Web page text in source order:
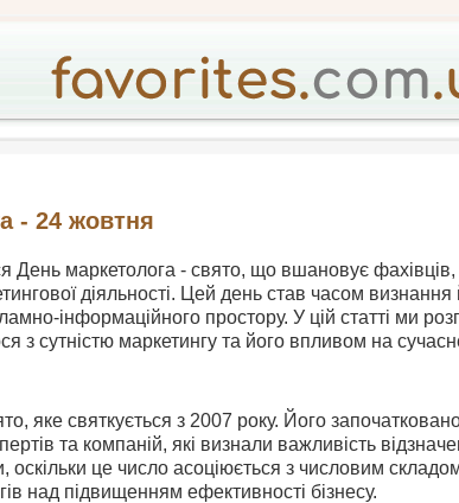
- 24 жовтня
День маркетолога - свято, що вшановує
діяльності. Цей день став часом
інформаційного простору. У цій статті ми
з сутністю маркетингу та його впливом на
яке святкується з 2007 року. Його започатковано
та компаній, які визнали важливість
оскільки це число асоціюється з числовим
над підвищенням ефективності бізнесу.